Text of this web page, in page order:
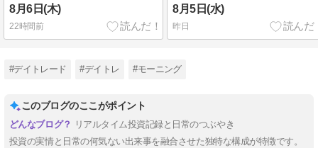
8月6日(木)
22時間前
8月5日(水)
昨日
#デイトレード #デイトレ #モーニング
このブログのここがポイント
リアルタイム投資記録と日常のつぶやき
投資の実情と日常の何気ない出来事を融合させた独特な構成が特徴です。